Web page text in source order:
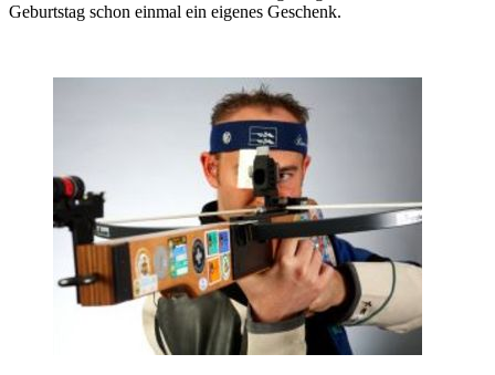
Geburtstag schon einmal ein eigenes Geschenk.